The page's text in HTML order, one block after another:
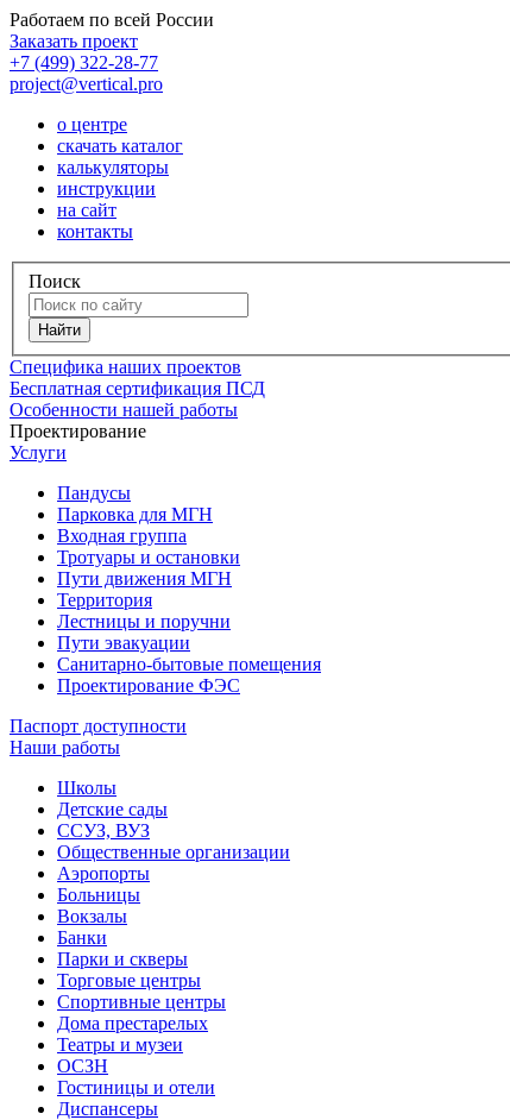
Работаем по всей России
Заказать проект
+7 (499) 322-28-77
project@vertical.pro
о центре
скачать каталог
калькуляторы
инструкции
на сайт
контакты
Поиск
Специфика наших проектов
Бесплатная сертификация ПСД
Особенности нашей работы
Проектирование
Услуги
Пандусы
Парковка для МГН
Входная группа
Тротуары и остановки
Пути движения МГН
Территория
Лестницы и поручни
Пути эвакуации
Санитарно-бытовые помещения
Проектирование ФЭС
Паспорт доступности
Наши работы
Школы
Детские сады
ССУЗ, ВУЗ
Общественные организации
Аэропорты
Больницы
Вокзалы
Банки
Парки и скверы
Торговые центры
Спортивные центры
Дома престарелых
Театры и музеи
ОСЗН
Гостиницы и отели
Диспансеры